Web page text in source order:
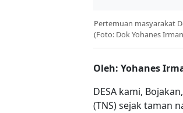
Pertemuan masyarakat
(Foto: Dok Yohanes
Oleh: Yohanes
DESA kami,
(TNS) sejak taman